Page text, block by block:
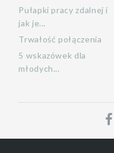
Pułapki pracy zdalnej i
jak je...
Trwałość połączenia
5 wskazówek dla
młodych...